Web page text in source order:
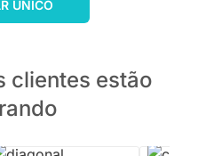
ÚNICO
clientes estão